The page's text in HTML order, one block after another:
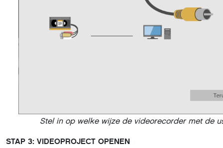
Stel in op welke wijze de videorecorder met de
STAP 3: VIDEOPROJECT OPENEN
videoproject aanmakenen geef het videoproject een